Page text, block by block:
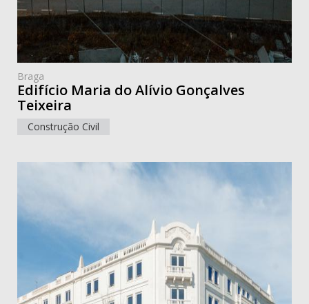
Braga
Edifício Maria do Alívio Gonçalves
Teixeira
Construção Civil